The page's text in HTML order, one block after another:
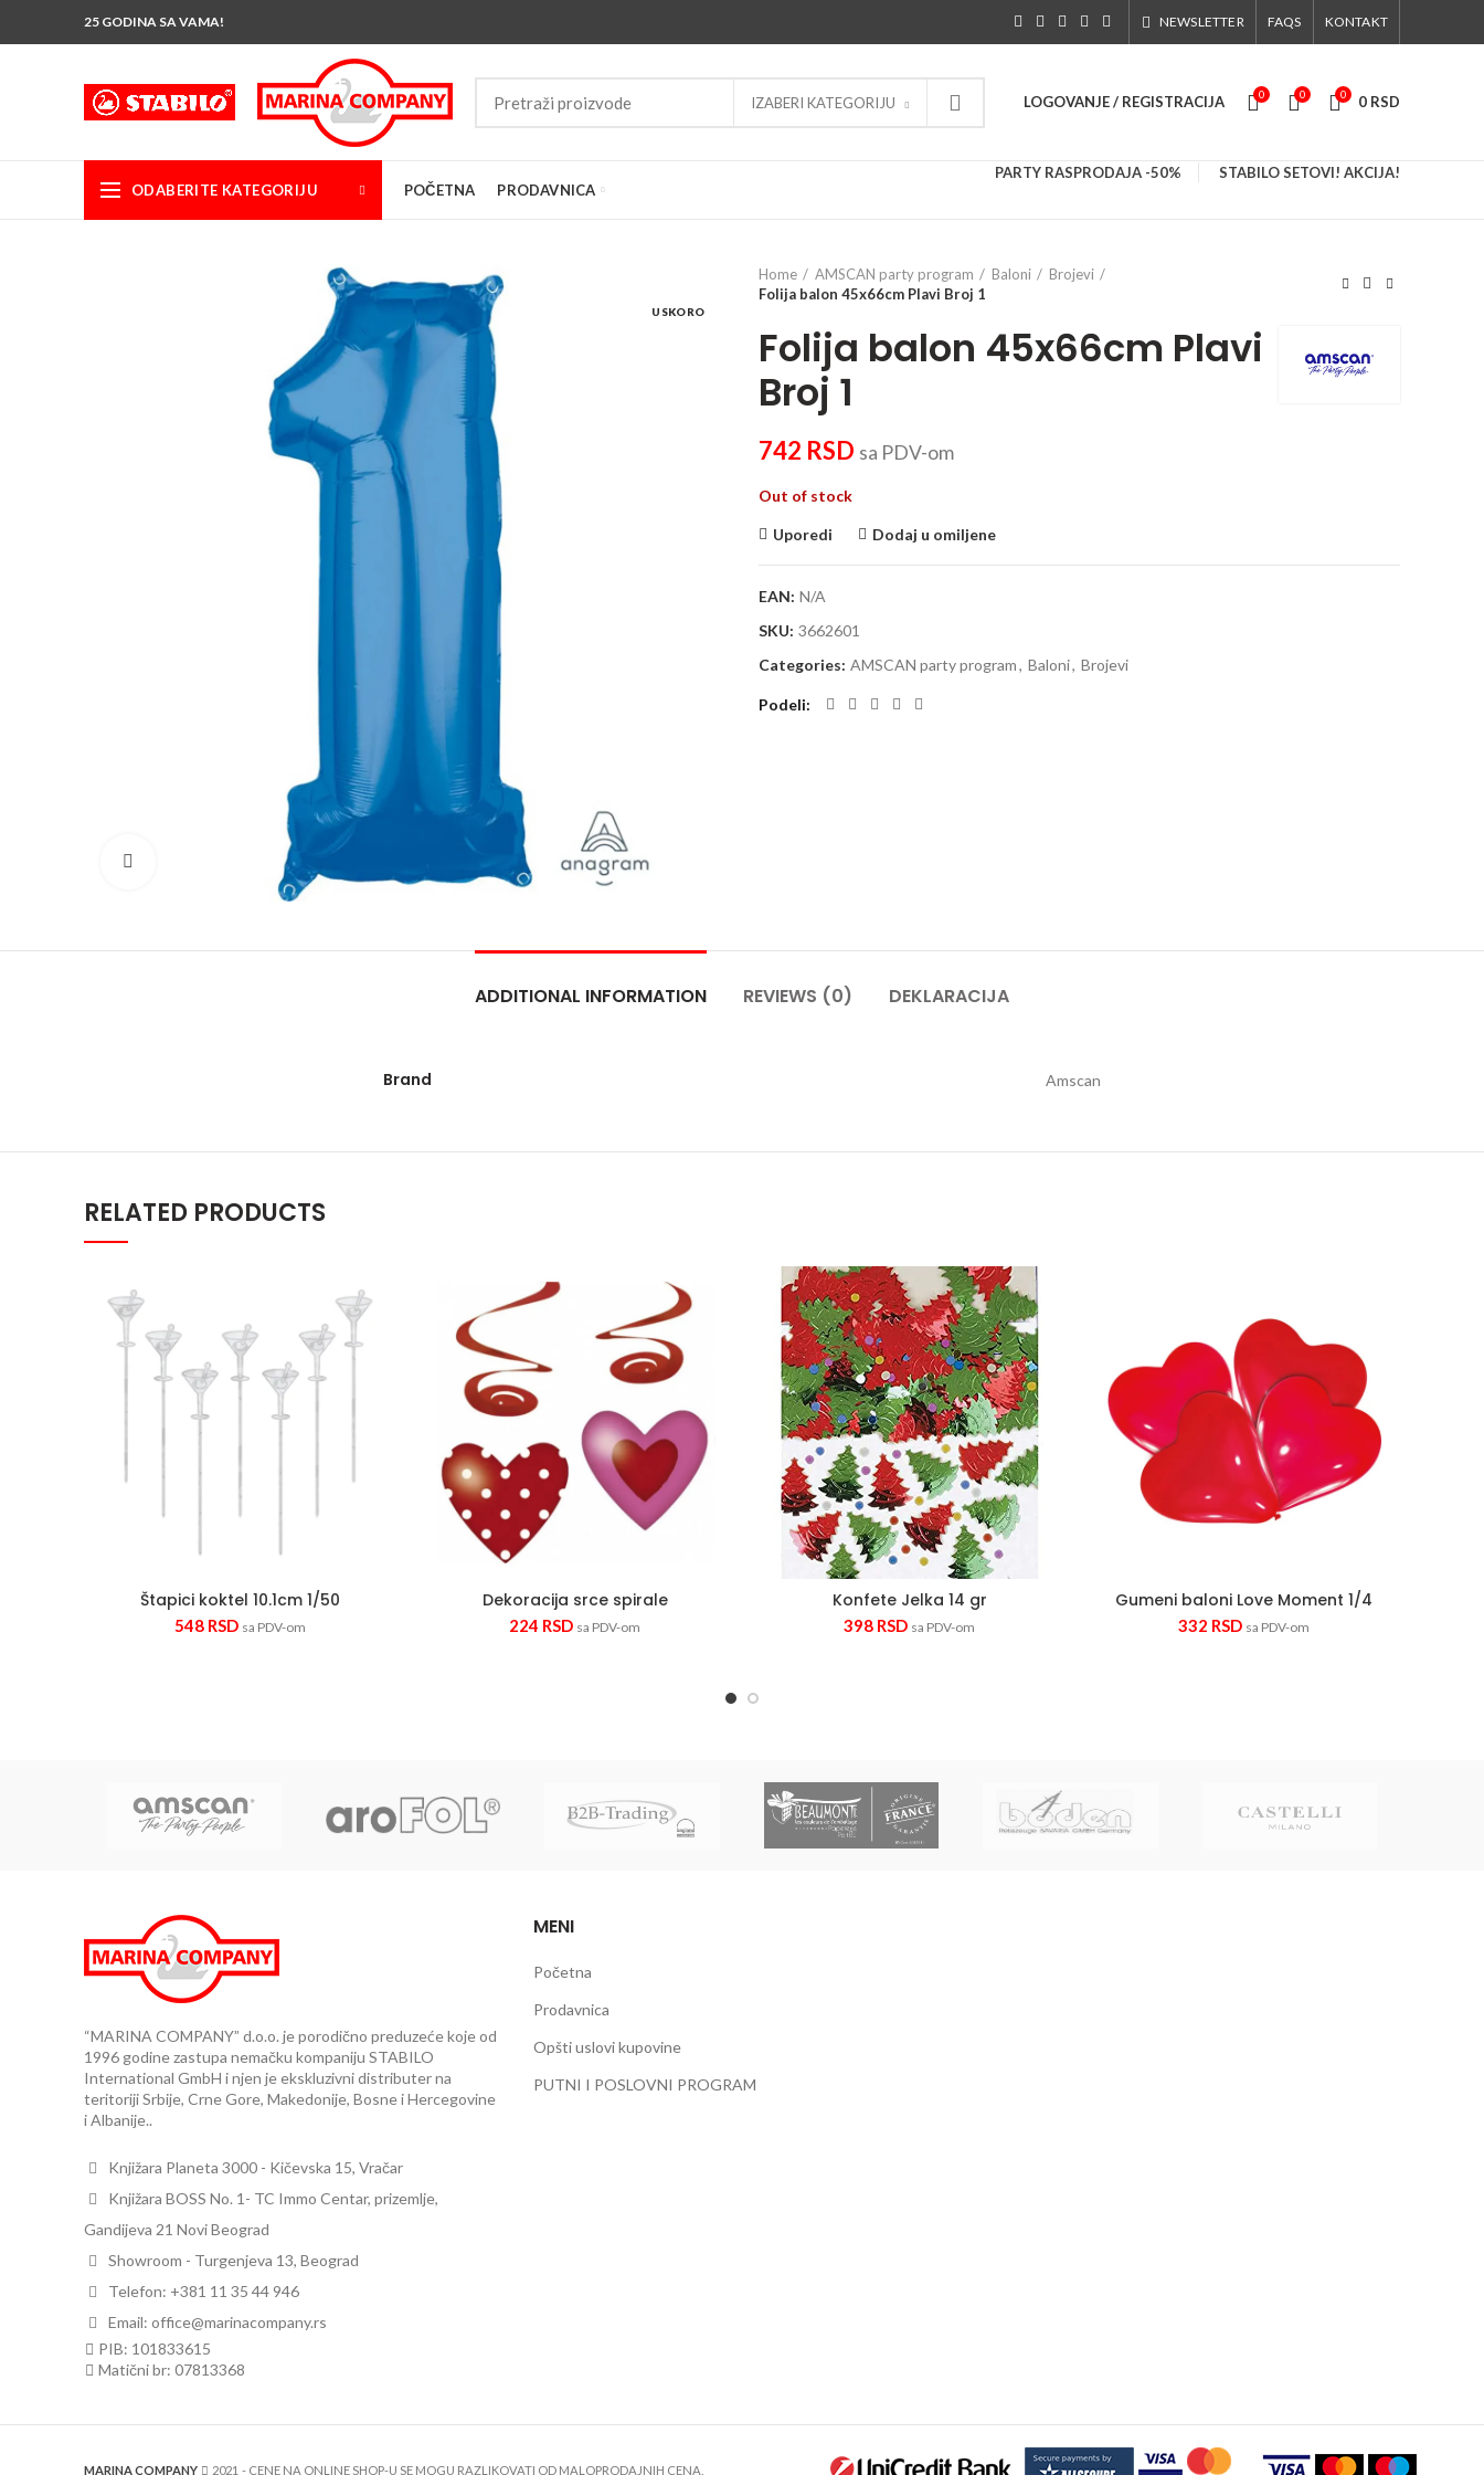
25 GODINA SA VAMA! NEWSLETTER FAQS KONTAKT
IZABERI KATEGORIJU LOGOVANJE / REGISTRACIJA 0 0 0 0 RSD
ODABERITE KATEGORIJU POČETNA PRODAVNICA
PARTY RASPRODAJA -50% STABILO SETOVI! AKCIJA!
USKORO
Home AMSCAN party program Baloni
Brojevi
Folija balon 45x66cm Plavi Broj 1
Folija balon 45x66cm Plavi
Broj 1
742 RSD sa PDV-om
Out of stock
Uporedi Dodaj u omiljene
EAN: N/A
SKU: 3662601
Categories: AMSCAN party program, Baloni, Brojevi
Podeli
ADDITIONAL INFORMATION REVIEWS (0) DEKLARACIJA
Brand Amscan
RELATED PRODUCTS
Štapici koktel 10.1cm 1/50
548 RSD sa PDV-om
Štapici koktel 10.1cm 1/50 quantity
Dekoracija srce spirale
224 RSD sa PDV-om
Dekoracija srce spirale quantity
Konfete Jelka 14 gr
398 RSD sa PDV-om
Konfete Jelka 14 gr quantity
Gumeni baloni Love Moment 1/4
332 RSD sa PDV-om
Gumeni baloni Love Moment
“MARINA COMPANY” d.o.o. je porodično preduzeće koje od
1996 godine zastupa nemačku kompaniju STABILO
International GmbH i njen je ekskluzivni distributer na
teritoriji Srbije, Crne Gore, Makedonije, Bosne i Hercegovine
i Albanije..
Knjižara Planeta 3000 - Kičevska 15, Vračar
Knjižara BOSS No. 1- TC Immo Centar, prizemlje,
Gandijeva 21 Novi Beograd
Showroom - Turgenjeva 13, Beograd
Telefon: +381 11 35 44 946
Email: office@marinacompany.rs
PIB: 101833615
Matični br: 07813368
MENI
Početna
Prodavnica
Opšti uslovi kupovine
PUTNI I POSLOVNI PROGRAM
MARINA COMPANY 2021 - CENE NA ONLINE SHOP-U SE MOGU RAZLIKOVATI OD MALOPRODAJNIH CENA.